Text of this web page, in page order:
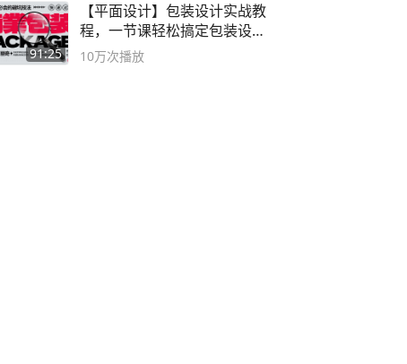
91:25
【平面设计】包装设计实战教
程，一节课轻松搞定包装设计
流程！
10万次播放